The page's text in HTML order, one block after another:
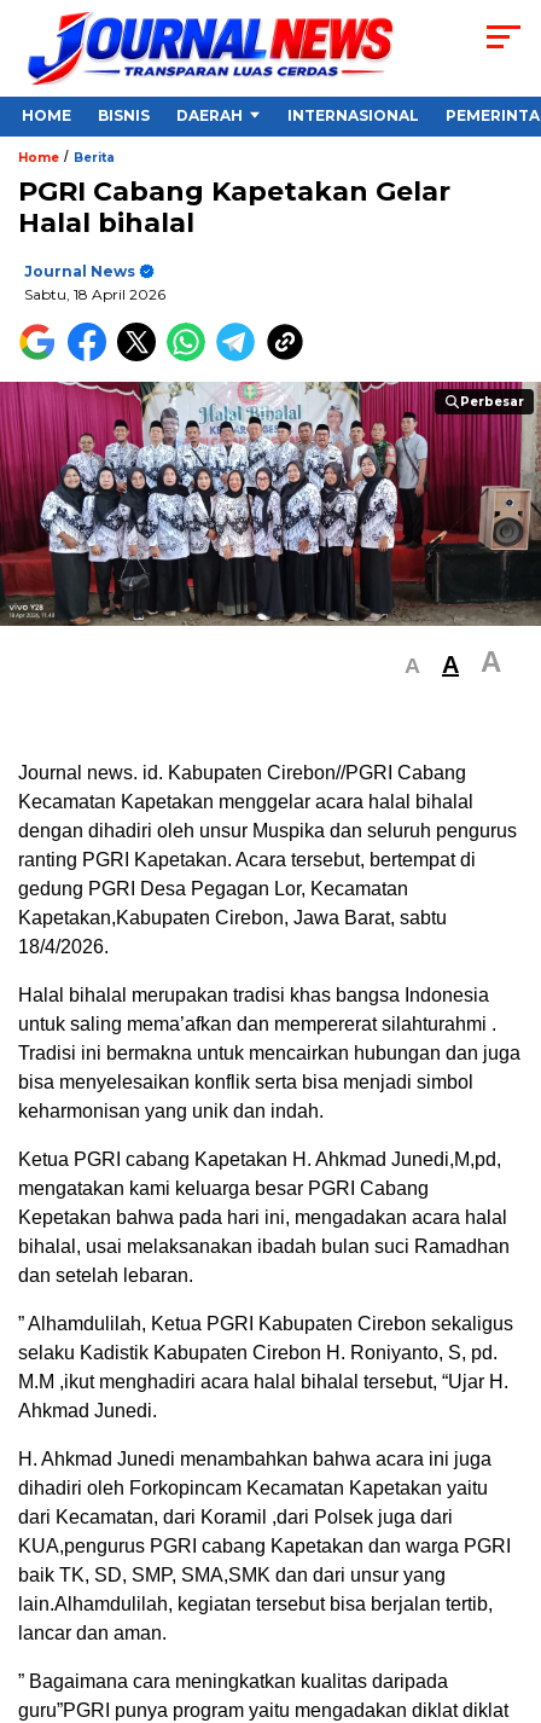
HOME BISNIS DAERAH INTERNASIONAL
Home / Berita
PGRI Cabang Kapetakan Gelar
Halal bihalal
Journal News
Sabtu, 18 April 2026
Perbesar
Perbesar
A A A
Journal news. id. Kabupaten Cirebon//PGRI Cabang
Kecamatan Kapetakan menggelar acara halal bihalal
dengan dihadiri oleh unsur Muspika dan seluruh pengurus
ranting PGRI Kapetakan. Acara tersebut, bertempat di
gedung PGRI Desa Pegagan Lor, Kecamatan
Kapetakan,Kabupaten Cirebon, Jawa Barat, sabtu
18/4/2026.
Halal bihalal merupakan tradisi khas bangsa Indonesia
untuk saling mema’afkan dan mempererat silahturahmi .
Tradisi ini bermakna untuk mencairkan hubungan dan juga
bisa menyelesaikan konflik serta bisa menjadi simbol
keharmonisan yang unik dan indah.
Ketua PGRI cabang Kapetakan H. Ahkmad Junedi,M,pd,
mengatakan kami keluarga besar PGRI Cabang
Kepetakan bahwa pada hari ini, mengadakan acara halal
bihalal, usai melaksanakan ibadah bulan suci Ramadhan
dan setelah lebaran.
” Alhamdulilah, Ketua PGRI Kabupaten Cirebon sekaligus
selaku Kadistik Kabupaten Cirebon H. Roniyanto, S, pd.
M.M ,ikut menghadiri acara halal bihalal tersebut, “Ujar H.
Ahkmad Junedi.
H. Ahkmad Junedi menambahkan bahwa acara ini juga
dihadiri oleh Forkopincam Kecamatan Kapetakan yaitu
dari Kecamatan, dari Koramil ,dari Polsek juga dari
KUA,pengurus PGRI cabang Kapetakan dan warga PGRI
baik TK, SD, SMP, SMA,SMK dan dari unsur yang
lain.Alhamdulilah, kegiatan tersebut bisa berjalan tertib,
lancar dan aman.
” Bagaimana cara meningkatkan kualitas daripada
guru”PGRI punya program yaitu mengadakan diklat diklat